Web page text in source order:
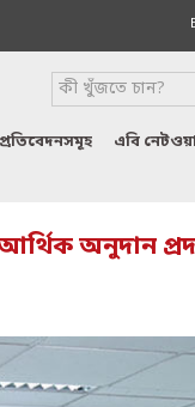
প্রতিবেদনসমূহ এবি
অনুদান